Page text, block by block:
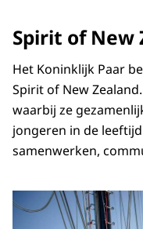
Spirit of New
Het Koninklijk Paar
Spirit of New
waarbij ze
jongeren in de
samenwerken,